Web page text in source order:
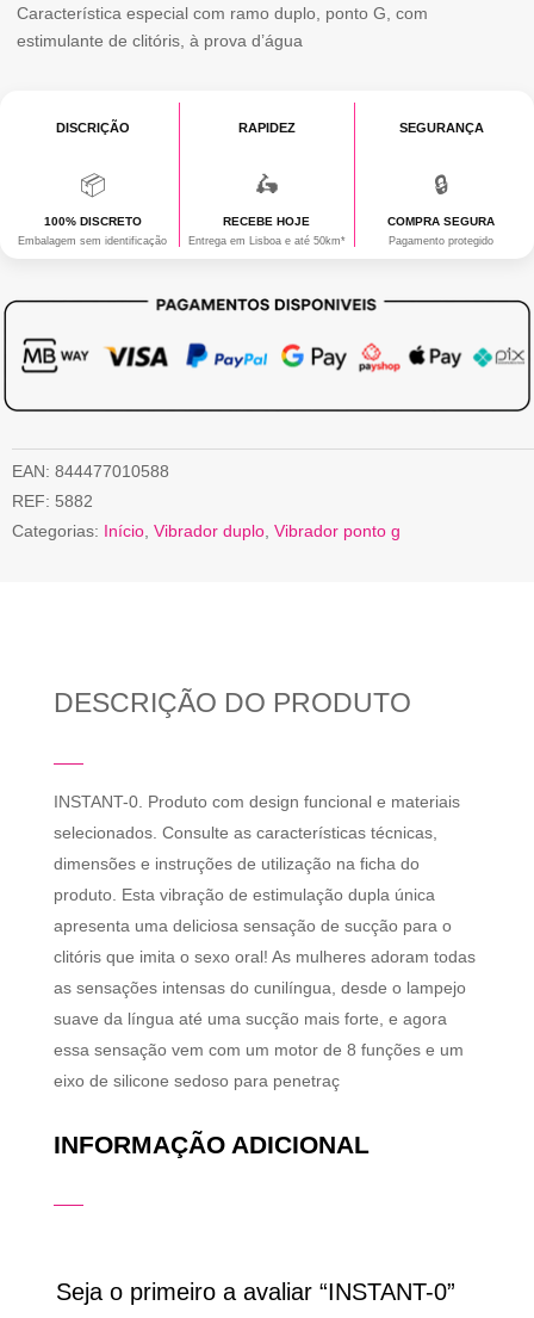
Característica especial com ramo duplo, ponto G, com
estimulante de clitóris, à prova d’água
DISCRIÇÃO
📦
100% DISCRETO
Embalagem sem identificação
RAPIDEZ
🛵
RECEBE HOJE
Entrega em Lisboa e até 50km*
SEGURANÇA
🔒
COMPRA SEGURA
Pagamento protegido
EAN: 844477010588
REF: 5882
Categorias: Início Vibrador duplo Vibrador ponto g
DESCRIÇÃO DO PRODUTO
INSTANT-0. Produto com design funcional e materiais
selecionados. Consulte as características técnicas,
dimensões e instruções de utilização na ficha do
produto. Esta vibração de estimulação dupla única
apresenta uma deliciosa sensação de sucção para o
clitóris que imita o sexo oral! As mulheres adoram todas
as sensações intensas do cunilíngua, desde o lampejo
suave da língua até uma sucção mais forte, e agora
essa sensação vem com um motor de 8 funções e um
eixo de silicone sedoso para penetraç
INFORMAÇÃO ADICIONAL
Seja o primeiro a avaliar “INSTANT-0”